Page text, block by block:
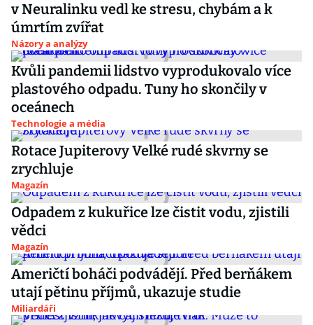
v Neuralinku vedl ke stresu, chybám a k
úmrtím zvířat
Názory a analýzy
Kvůli pandemii lidstvo vyprodukovalo více
plastového odpadu. Tuny ho skončily v
oceánech
Technologie a média
Rotace Jupiterovy Velké rudé skvrny se
zrychluje
Magazín
Odpadem z kukuřice lze čistit vodu, zjistili
vědci
Magazín
Američtí boháči podvádějí. Před berňákem
utají pětinu příjmů, ukazuje studie
Miliardáři